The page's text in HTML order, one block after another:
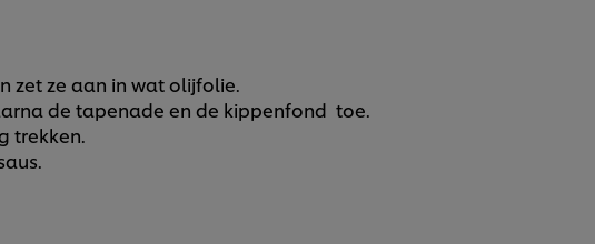
zet ze aan in wat olijfolie.
de tapenade en de kippenfond toe.
trekken.